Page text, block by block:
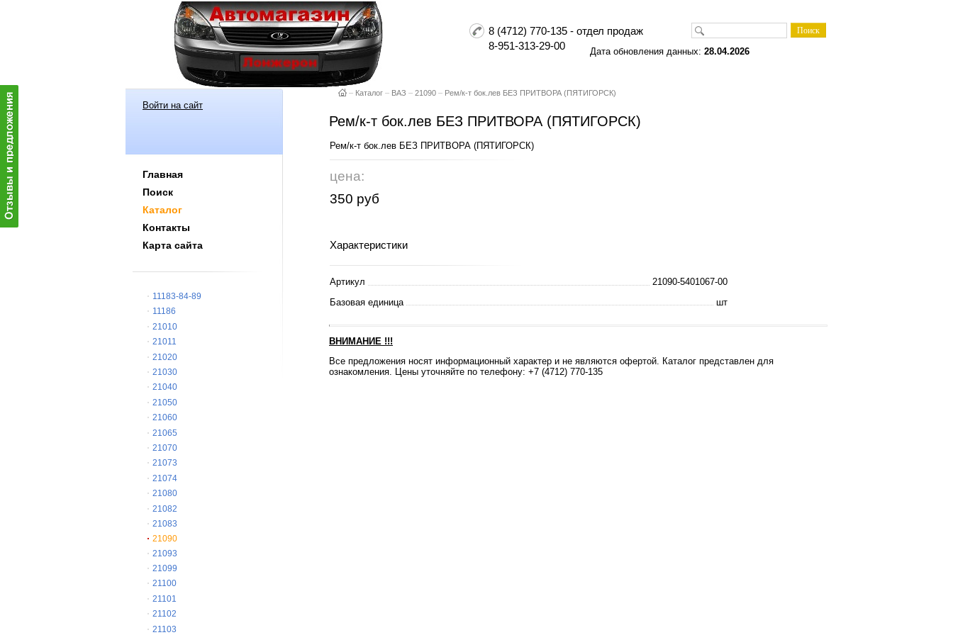
8 (4712) 770-135 - отдел продаж
8-951-313-29-00
Дата обновления данных: 28.04.2026
Войти на сайт
Главная
Поиск
Каталог
Контакты
Карта сайта
11183-84-89
11186
21010
21011
21020
21030
21040
21050
21060
21065
21070
21073
21074
21080
21082
21083
21090
21093
21099
21100
21101
21102
21103
– Каталог – ВАЗ – 21090 – Рем/к-т бок.лев БЕЗ ПРИТВОРА (ПЯТИГОРСК)
Рем/к-т бок.лев БЕЗ ПРИТВОРА (ПЯТИГОРСК)
Рем/к-т бок.лев БЕЗ ПРИТВОРА (ПЯТИГОРСК)
цена:
350 руб
Характеристики
Артикул
21090-5401067-00
Базовая единица
шт
ВНИМАНИЕ !!!
Все предложения носят информационный характер и не являются офертой. Каталог представлен для
ознакомления. Цены уточняйте по телефону: +7 (4712) 770-135